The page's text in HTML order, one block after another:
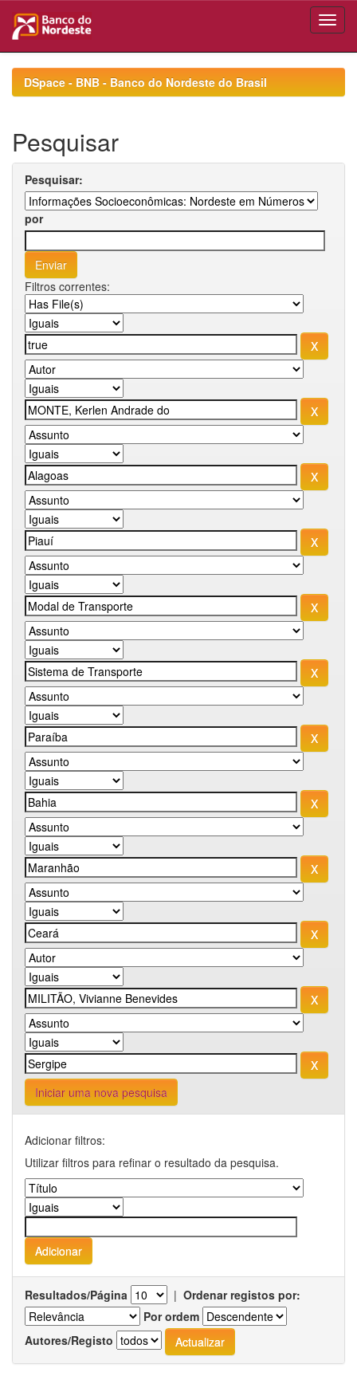
navigationDSpace - BNB - Banco do Nordeste do Brasil
Pesquisar
Pesquisar:
por
Filtros correntes:
Iniciar uma nova pesquisa
Adicionar filtros:
Utilizar filtros para refinar o resultado da pesquisa.
Resultados/Página | Ordenar registos por:
Por ordem
Autores/Registo